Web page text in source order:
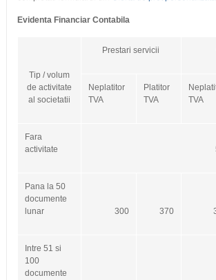
Evidenta Financiar Contabila
Tip / volum
de activitate
al societatii
Prestari servicii
Neplatitor
TVA
Platitor
TVA
TVA
Fara
activitate
Pana la 50
documente
lunar
300 370
Intre 51 si
100
documente